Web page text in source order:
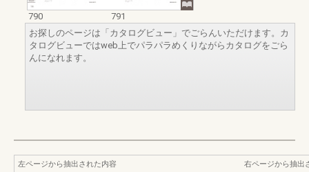
790
791
お探しのページは「カタログビュー」でごらんいただけます。カ
タログビューではweb上でパラパラめくりながらカタログをごら
んになれます。
左ページから抽出された内容
右ページから抽出